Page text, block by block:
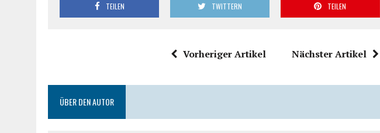
TEILEN TWITTERN TEILEN
Vorheriger Artikel Nächster Artikel
ÜBER DEN AUTOR